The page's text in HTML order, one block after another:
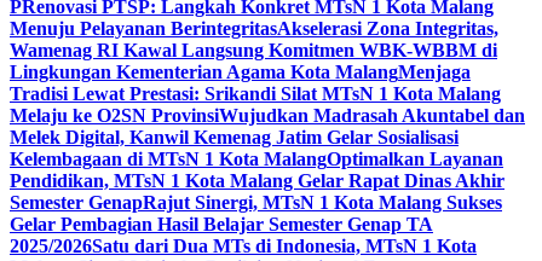
PRenovasi PTSP: Langkah Konkret MTsN 1 Kota Malang
Menuju Pelayanan BerintegritasAkselerasi Zona Integritas,
Wamenag RI Kawal Langsung Komitmen WBK-WBBM di
Lingkungan Kementerian Agama Kota MalangMenjaga
Tradisi Lewat Prestasi: Srikandi Silat MTsN 1 Kota Malang
Melaju ke O2SN ProvinsiWujudkan Madrasah Akuntabel dan
Melek Digital, Kanwil Kemenag Jatim Gelar Sosialisasi
Kelembagaan di MTsN 1 Kota MalangOptimalkan Layanan
Pendidikan, MTsN 1 Kota Malang Gelar Rapat Dinas Akhir
Semester GenapRajut Sinergi, MTsN 1 Kota Malang Sukses
Gelar Pembagian Hasil Belajar Semester Genap TA
2025/2026Satu dari Dua MTs di Indonesia, MTsN 1 Kota